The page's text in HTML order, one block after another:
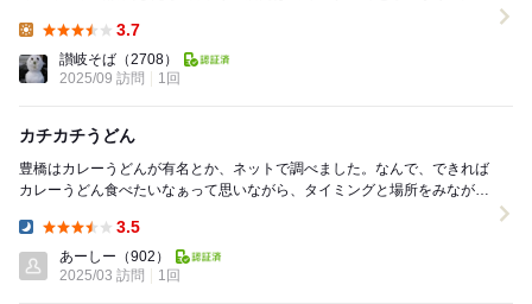
3.7
讃岐そば （2708）
2025/09 訪問
1回
カチカチうどん
豊橋はカレーうどんが有名とか、ネットで調べました。なんで、できれば
カレーうどん食べたいなぁって思いながら、タイミングと場所をみながら
3.5
あーしー （902）
2025/03 訪問
1回